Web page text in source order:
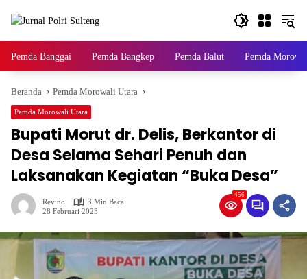
Pemda Banggai Pemda Bangkep Pemda Balut Pemda
Beranda Pemda Morowali Utara
Pemda Morowali Utara
Bupati Morut dr. Delis, Berkantor di
Desa Selama Sehari Penuh dan
Laksanakan Kegiatan “Buka Desa”
Revino
3 Min Baca
28 Februari 2023
456